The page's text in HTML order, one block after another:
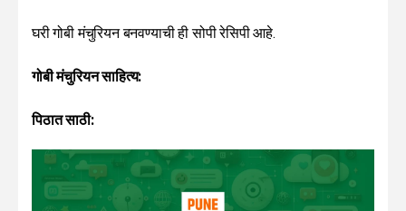
घरी गोबी मंचुरियन बनवण्याची ही सोपी रेसिपी आहे.
गोबी मंचुरियन साहित्य:
पिठात साठी: